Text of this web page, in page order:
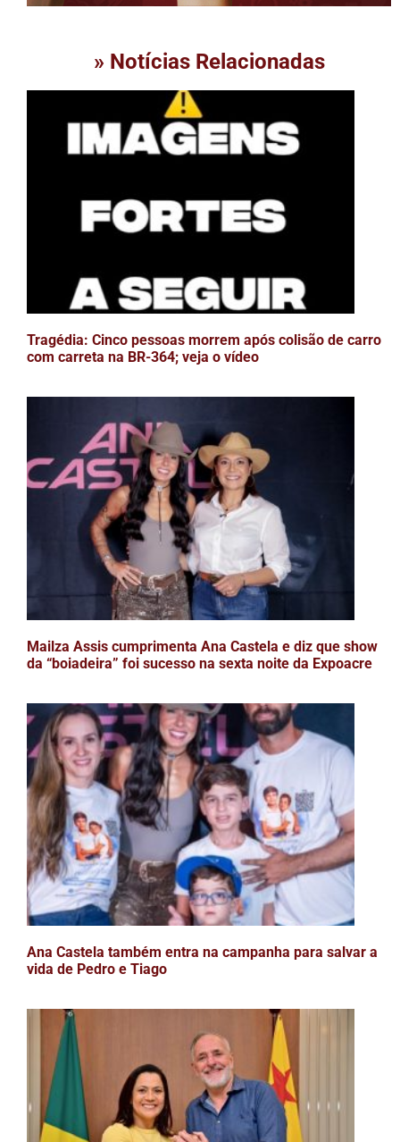
» Notícias Relacionadas
Tragédia: Cinco pessoas morrem após colisão de carro
com carreta na BR-364; veja o vídeo
Mailza Assis cumprimenta Ana Castela e diz que show
da “boiadeira” foi sucesso na sexta noite da Expoacre
Ana Castela também entra na campanha para salvar a
vida de Pedro e Tiago